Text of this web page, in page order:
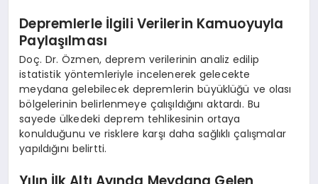
Depremlerle İlgili Verilerin Kamuoyuyla
Paylaşılması
Doç. Dr. Özmen, deprem verilerinin analiz edilip
istatistik yöntemleriyle incelenerek gelecekte
meydana gelebilecek depremlerin büyüklüğü ve olası
bölgelerinin belirlenmeye çalışıldığını aktardı. Bu
sayede ülkedeki deprem tehlikesinin ortaya
konulduğunu ve risklere karşı daha sağlıklı çalışmalar
yapıldığını belirtti.